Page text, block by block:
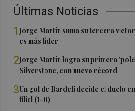
Últimas Noticias
1Jorge Martín suma su tercera
es más líder
2Jorge Martín logra su primera
Silverstone, con nuevo récord
3Un gol de Bardeli decide el duelo
filial (1-0)